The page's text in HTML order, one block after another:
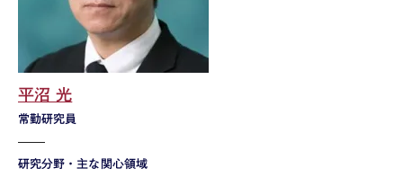
常勤研究員
平沼 光
研究分野・主な関心領域